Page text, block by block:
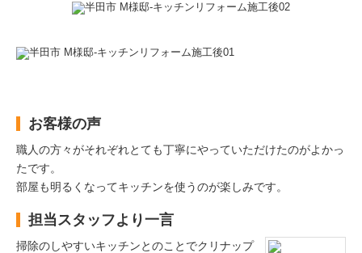
お客様の声
職人の方々がそれぞれとても丁寧にやっていただけたのがよかっ
たです。
部屋も明るくなってキッチンを使うのが楽しみです。
担当スタッフより一言
掃除のしやすいキッチンとのことでクリナップ